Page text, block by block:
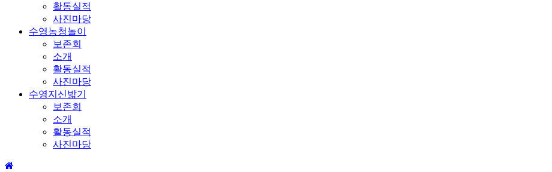
활동실적
사진마당
수영농청놀이
보존회
소개
활동실적
사진마당
수영지신밟기
보존회
소개
활동실적
사진마당